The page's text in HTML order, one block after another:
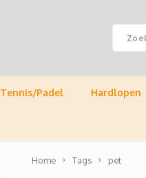
Tennis/Padel Hardlopen
Home Tags pet